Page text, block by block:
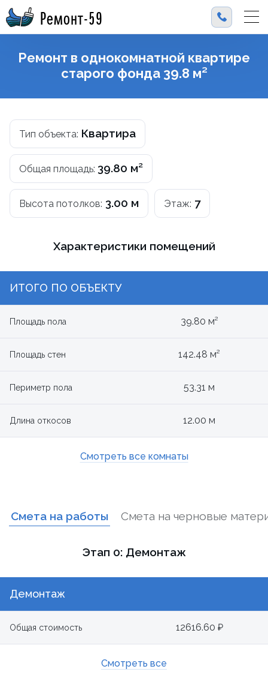
Ремонт-59
Ремонт в однокомнатной квартире
старого фонда 39.8 м²
Тип объекта: Квартира
Общая площадь: 39.80 м²
Высота потолков: 3.00 м Этаж: 7
Характеристики помещений
ИТОГО ПО ОБЪЕКТУ
Площадь пола 39.80 м²
Площадь стен 142.48 м²
Периметр пола 53.31 м
Длина откосов 12.00 м
Смотреть все комнаты
Смета на работы Смета на черновые
Этап 0: Демонтаж
Демонтаж
Общая стоимость 12616.60 ₽
Смотреть все